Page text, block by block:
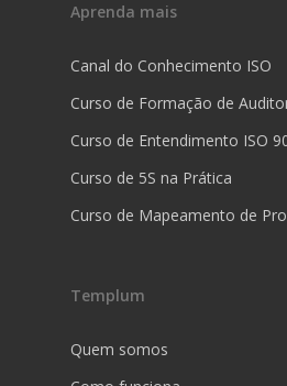
Aprenda mais
Canal do Conhecimento ISO
Curso de Formação de
Curso de Entendimento ISO
Curso de 5S na Prática
Curso de Mapeamento de
Templum
Quem somos